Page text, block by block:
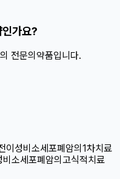
가요?
전문의약품입니다.
이성비소세포폐암의1차치료
소세포폐암의고식적치료